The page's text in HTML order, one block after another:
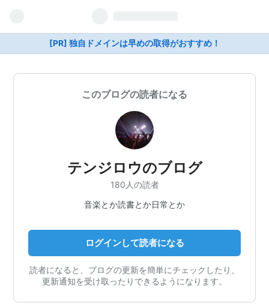
[PR] 独自ドメインは早めの取得がおすすめ！
このブログの読者になる
テンジロウのブログ
180人の読者
音楽とか読書とか日常とか
ログインして読者になる
読者になると、ブログの更新を簡単にチェックしたり、
更新通知を受け取ったりできるようになります。